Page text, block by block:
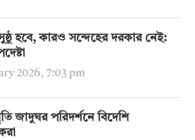
সুষ্ঠু হবে, কারও সন্দেহের দরকার নেই:
2026, 7:03 pm
জাদুঘর পরিদর্শনে বিদেশি